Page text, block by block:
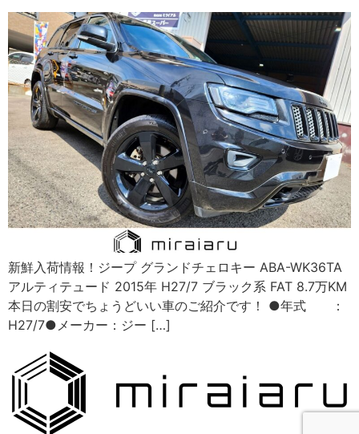
新鮮入荷情報！ジープ グランドチェロキー ABA-WK36TA
アルティテュード 2015年 H27/7 ブラック系 FAT 8.7万KM
本日の割安でちょうどいい車のご紹介です！ ●年式 ：
H27/7●メーカー：ジー […]